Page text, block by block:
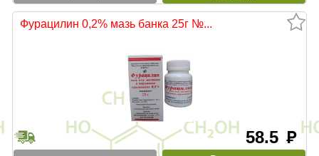
Фурацилин 0,2% мазь банка 25г №...
58.5 руб